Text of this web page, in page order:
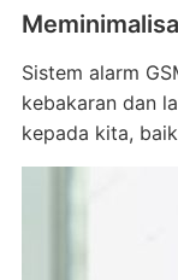
Sistem alarm
kebakaran dan
kepada kita,